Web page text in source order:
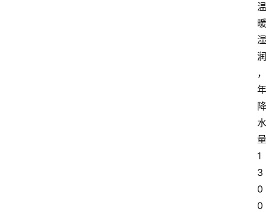
温
暖
湿
润
，
年
降
水
量
1
3
0
0